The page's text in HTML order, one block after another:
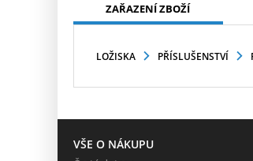
ZAŘAZENÍ ZBOŽÍ
LOŽISKA PŘÍSLUŠENSTVÍ
VŠE O NÁKUPU